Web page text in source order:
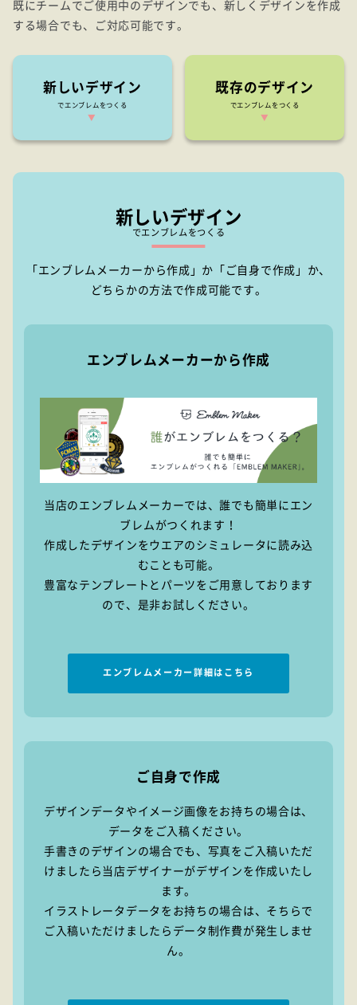
既にチームでご使用中のデザインでも、新しくデザインを作成
する場合でも、ご対応可能です。
新しいデザイン
でエンブレムをつくる
▼
既存のデザイン
でエンブレムをつくる
▼
新しいデザイン
でエンブレムをつくる
「エンブレムメーカーから作成」か「ご自身で作成」か、
どちらかの方法で作成可能です。
エンブレムメーカーから作成
当店のエンブレムメーカーでは、誰でも簡単にエン
ブレムがつくれます！
作成したデザインをウエアのシミュレータに読み込
むことも可能。
豊富なテンプレートとパーツをご用意しております
ので、是非お試しください。
エンブレムメーカー詳細はこちら
ご自身で作成
デザインデータやイメージ画像をお持ちの場合は、
データをご入稿ください。
手書きのデザインの場合でも、写真をご入稿いただ
けましたら当店デザイナーがデザインを作成いたし
ます。
イラストレータデータをお持ちの場合は、そちらで
ご入稿いただけましたらデータ制作費が発生しませ
ん。